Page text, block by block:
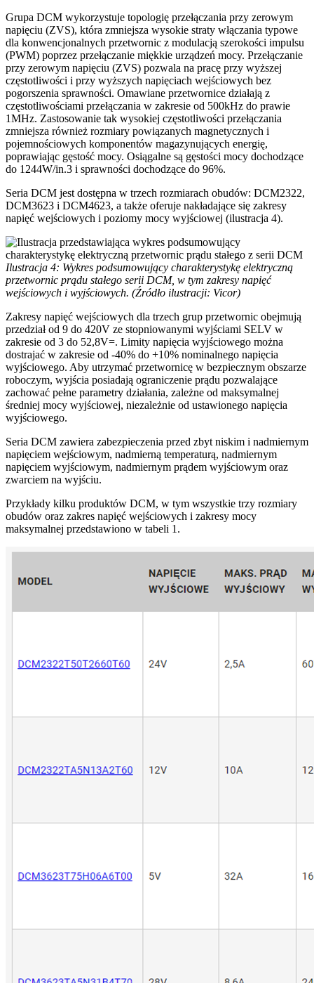
Grupa DCM wykorzystuje topologię przełączania przy zerowym
napięciu (ZVS), która zmniejsza wysokie straty włączania typowe
dla konwencjonalnych przetwornic z modulacją szerokości impulsu
(PWM) poprzez przełączanie miękkie urządzeń mocy. Przełączanie
przy zerowym napięciu (ZVS) pozwala na pracę przy wyższej
częstotliwości i przy wyższych napięciach wejściowych bez
pogorszenia sprawności. Omawiane przetwornice działają z
częstotliwościami przełączania w zakresie od 500kHz do prawie
1MHz. Zastosowanie tak wysokiej częstotliwości przełączania
zmniejsza również rozmiary powiązanych magnetycznych i
pojemnościowych komponentów magazynujących energię,
poprawiając gęstość mocy. Osiągalne są gęstości mocy dochodzące
do 1244W/in.3 i sprawności dochodzące do 96%.
Seria DCM jest dostępna w trzech rozmiarach obudów: DCM2322,
DCM3623 i DCM4623, a także oferuje nakładające się zakresy
napięć wejściowych i poziomy mocy wyjściowej (ilustracja 4).
Ilustracja 4: Wykres podsumowujący charakterystykę elektryczną
przetwornic prądu stałego serii DCM, w tym zakresy napięć
wejściowych i wyjściowych. (Źródło ilustracji: Vicor)
Zakresy napięć wejściowych dla trzech grup przetwornic obejmują
przedział od 9 do 420V ze stopniowanymi wyjściami SELV w
zakresie od 3 do 52,8V=. Limity napięcia wyjściowego można
dostrajać w zakresie od -40% do +10% nominalnego napięcia
wyjściowego. Aby utrzymać przetwornicę w bezpiecznym obszarze
roboczym, wyjścia posiadają ograniczenie prądu pozwalające
zachować pełne parametry działania, zależne od maksymalnej
średniej mocy wyjściowej, niezależnie od ustawionego napięcia
wyjściowego.
Seria DCM zawiera zabezpieczenia przed zbyt niskim i nadmiernym
napięciem wejściowym, nadmierną temperaturą, nadmiernym
napięciem wyjściowym, nadmiernym prądem wyjściowym oraz
zwarciem na wyjściu.
Przykłady kilku produktów DCM, w tym wszystkie trzy rozmiary
obudów oraz zakres napięć wejściowych i zakresy mocy
maksymalnej przedstawiono w tabeli 1.